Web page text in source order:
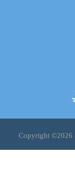
Copyright ©2026